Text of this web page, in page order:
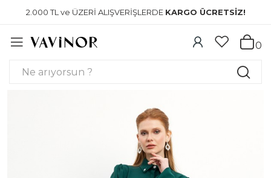
2.000 TL ve ÜZERİ ALIŞVERİŞLERDE KARGO ÜCRETSİZ!
0